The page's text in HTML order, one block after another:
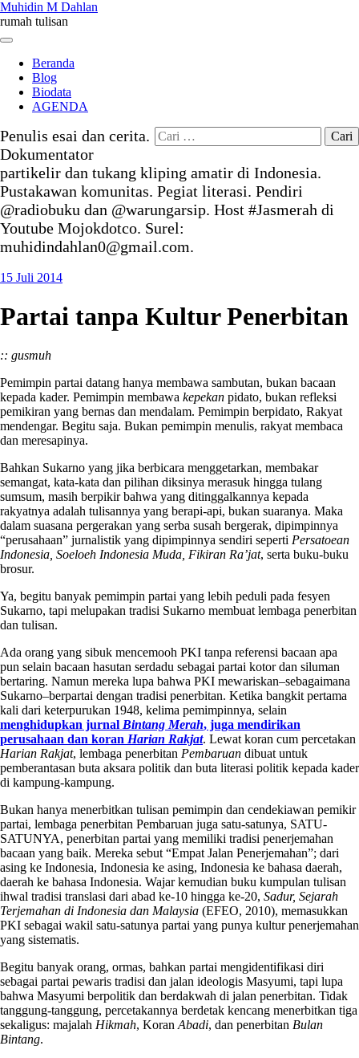
Skip
to
content
Muhidin M Dahlan
rumah tulisan
Menu
Beranda
Blog
Biodata
AGENDA
Cari
untuk:
Penulis esai dan cerita.
Dokumentator
partikelir dan tukang kliping amatir di Indonesia.
Pustakawan komunitas. Pegiat literasi. Pendiri
@radiobuku dan @warungarsip. Host #Jasmerah di
Youtube Mojokdotco. Surel:
muhidindahlan0@gmail.com.
15 Juli 2014
Partai tanpa Kultur Penerbitan
:: gusmuh
Pemimpin partai datang hanya membawa sambutan, bukan bacaan
kepada kader. Pemimpin membawa kepekan pidato, bukan refleksi
pemikiran yang bernas dan mendalam. Pemimpin berpidato, Rakyat
mendengar. Begitu saja. Bukan pemimpin menulis, rakyat membaca
dan meresapinya.
Bahkan Sukarno yang jika berbicara menggetarkan, membakar
semangat, kata-kata dan pilihan diksinya merasuk hingga tulang
sumsum, masih berpikir bahwa yang ditinggalkannya kepada
rakyatnya adalah tulisannya yang berapi-api, bukan suaranya. Maka
dalam suasana pergerakan yang serba susah bergerak, dipimpinnya
“perusahaan” jurnalistik yang dipimpinnya sendiri seperti Persatoean
Indonesia, Soeloeh Indonesia Muda, Fikiran Ra’jat, serta buku-buku
brosur.
Ya, begitu banyak pemimpin partai yang lebih peduli pada fesyen
Sukarno, tapi melupakan tradisi Sukarno membuat lembaga penerbitan
dan tulisan.
Ada orang yang sibuk mencemooh PKI tanpa referensi bacaan apa
pun selain bacaan hasutan serdadu sebagai partai kotor dan siluman
bertaring. Namun mereka lupa bahwa PKI mewariskan–sebagaimana
Sukarno–berpartai dengan tradisi penerbitan. Ketika bangkit pertama
kali dari keterpurukan 1948, kelima pemimpinnya, selain
menghidupkan jurnal Bintang Merah, juga mendirikan
perusahaan dan koran Harian Rakjat. Lewat koran cum percetakan
Harian Rakjat, lembaga penerbitan Pembaruan dibuat untuk
pemberantasan buta aksara politik dan buta literasi politik kepada kader
di kampung-kampung.
Bukan hanya menerbitkan tulisan pemimpin dan cendekiawan pemikir
partai, lembaga penerbitan Pembaruan juga satu-satunya, SATU-
SATUNYA, penerbitan partai yang memiliki tradisi penerjemahan
bacaan yang baik. Mereka sebut “Empat Jalan Penerjemahan”; dari
asing ke Indonesia, Indonesia ke asing, Indonesia ke bahasa daerah,
daerah ke bahasa Indonesia. Wajar kemudian buku kumpulan tulisan
ihwal tradisi translasi dari abad ke-10 hingga ke-20, Sadur, Sejarah
Terjemahan di Indonesia dan Malaysia (EFEO, 2010), memasukkan
PKI sebagai wakil satu-satunya partai yang punya kultur penerjemahan
yang sistematis.
Begitu banyak orang, ormas, bahkan partai mengidentifikasi diri
sebagai partai pewaris tradisi dan jalan ideologis Masyumi, tapi lupa
bahwa Masyumi berpolitik dan berdakwah di jalan penerbitan. Tidak
tanggung-tanggung, percetakannya berdetak kencang menerbitkan tiga
sekaligus: majalah Hikmah, Koran Abadi, dan penerbitan Bulan
Bintang.